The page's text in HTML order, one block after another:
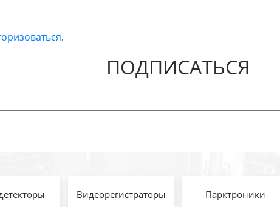
.
ПОДПИСАТЬСЯ
Видеорегистраторы Парктроники